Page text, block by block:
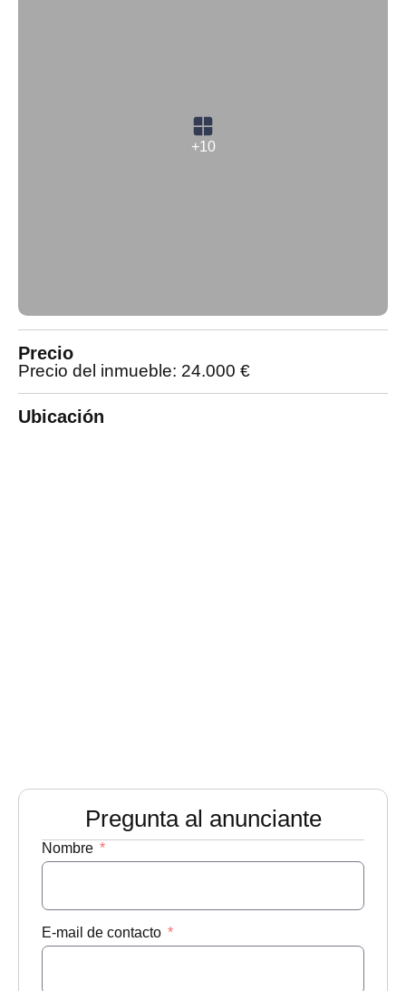
+10
Precio
Precio del inmueble: 24.000 €
Ubicación
Pregunta al anunciante
Nombre
E-mail de contacto